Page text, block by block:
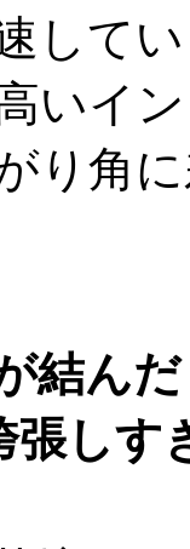
して
いイ
り角
結ん
張し